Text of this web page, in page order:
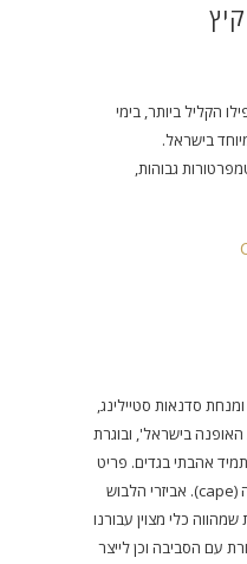
הקליל ביותר, בימי
בישראל.
גבוהות,
סדנאות סטיילינג,
האופנה בישראל', ובוגרת
אהבתי בגדים. פריט
הלבוש האהוב עלי הוא שכמייה (cape). אביזרי הלבוש
כלי מצוין עבורנו
עם הסביבה וכן לייצר